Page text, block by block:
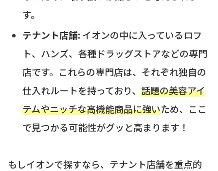
す。
テナント店舗: イオンの中に入っているロフ
ト、ハンズ、各種ドラッグストアなどの専門
店です。これらの専門店は、それぞれ独自の
仕入れルートを持っており、 話題の美容アイ
テムやニッチな高機能商品に強いため、ここ
で見つかる可能性がグッと高まります！
もしイオンで探すなら、テナント店舗を重点的